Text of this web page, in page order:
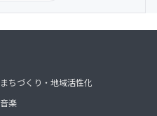
まちづくり・地域活性化
音楽